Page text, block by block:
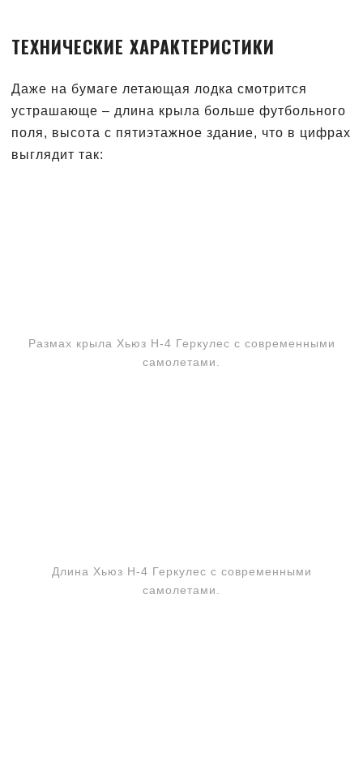
ТЕХНИЧЕСКИЕ ХАРАКТЕРИСТИКИ
Даже на бумаге летающая лодка смотрится
устрашающе – длина крыла больше футбольного
поля, высота с пятиэтажное здание, что в цифрах
выглядит так:
Размах крыла Хьюз Н-4 Геркулес с современными
самолетами.
Длина Хьюз Н-4 Геркулес с современными
самолетами.